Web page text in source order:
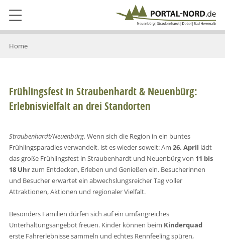
Home
Frühlingsfest in Straubenhardt & Neuenbürg:
Erlebnisvielfalt an drei Standorten
Straubenhardt/Neuenbürg. Wenn sich die Region in ein buntes
Frühlingsparadies verwandelt, ist es wieder soweit: Am 26. April lädt
das große Frühlingsfest in Straubenhardt und Neuenbürg von 11 bis
18 Uhrzum Entdecken, Erleben und Genießen ein. Besucherinnen
und Besucher erwartet ein abwechslungsreicher Tag voller
Attraktionen, Aktionen und regionaler Vielfalt.
Besonders Familien dürfen sich auf ein umfangreiches
Unterhaltungsangebot freuen. Kinder können beim Kinderquad
erste Fahrerlebnisse sammeln und echtes Rennfeeling spüren,